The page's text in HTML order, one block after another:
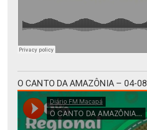
O CANTO DA AMAZÔNIA – 04-